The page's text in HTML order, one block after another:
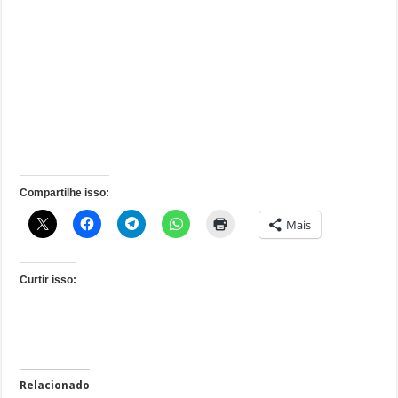
Compartilhe isso:
Mais
Curtir isso:
Relacionado